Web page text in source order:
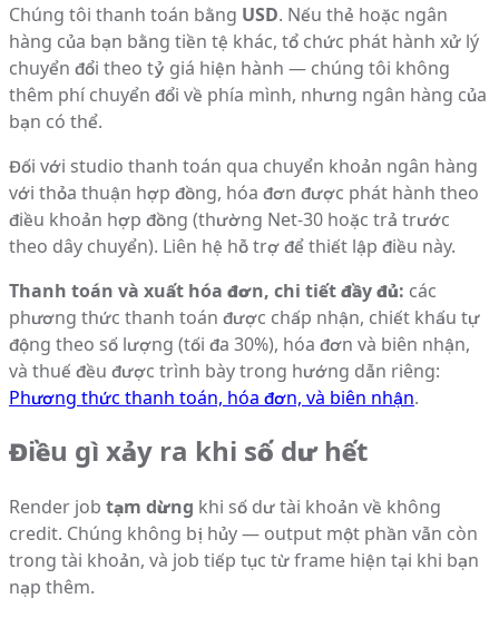
Chúng tôi thanh toán bằng USD. Nếu thẻ hoặc ngân
hàng của bạn bằng tiền tệ khác, tổ chức phát hành xử lý
chuyển đổi theo tỷ giá hiện hành — chúng tôi không
thêm phí chuyển đổi về phía mình, nhưng ngân hàng của
bạn có thể.
Đối với studio thanh toán qua chuyển khoản ngân hàng
với thỏa thuận hợp đồng, hóa đơn được phát hành theo
điều khoản hợp đồng (thường Net-30 hoặc trả trước
theo dây chuyển). Liên hệ hỗ trợ để thiết lập điều này.
Thanh toán và xuất hóa đơn, chi tiết đầy đủ: các
phương thức thanh toán được chấp nhận, chiết khấu tự
động theo số lượng (tối đa 30%), hóa đơn và biên nhận,
và thuế đều được trình bày trong hướng dẫn riêng:
Phương thức thanh toán, hóa đơn, và biên nhận.
Điều gì xảy ra khi số dư hết
Render job tạm dừng khi số dư tài khoản về không
credit. Chúng không bị hủy — output một phần vẫn còn
trong tài khoản, và job tiếp tục từ frame hiện tại khi bạn
nạp thêm.